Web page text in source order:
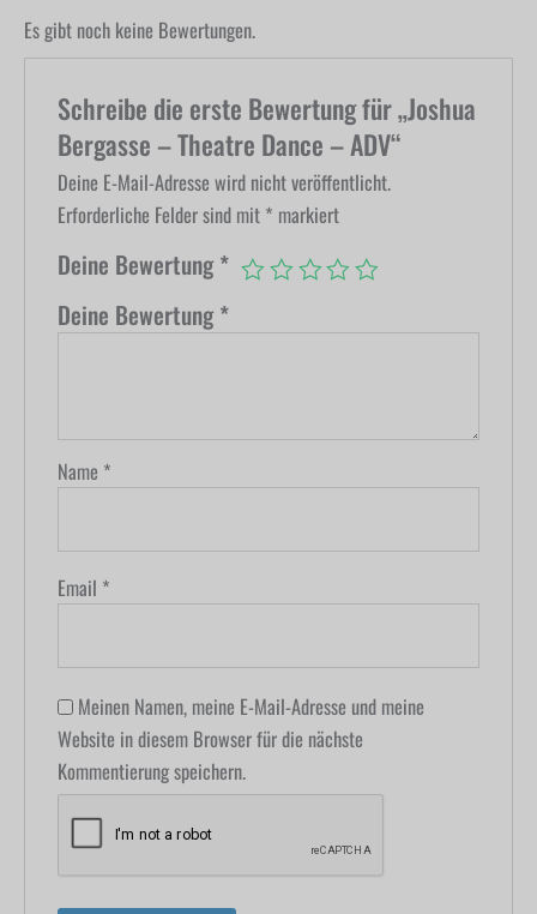
Es gibt noch keine Bewertungen.
Schreibe die erste Bewertung für „Joshua
Bergasse – Theatre Dance – ADV“
Deine E-Mail-Adresse wird nicht veröffentlicht.
Erforderliche Felder sind mit * markiert
Deine Bewertung*
Deine Bewertung*
Name *
Email *
Meinen Namen, meine E-Mail-Adresse und meine
Website in diesem Browser für die nächste
Kommentierung speichern.